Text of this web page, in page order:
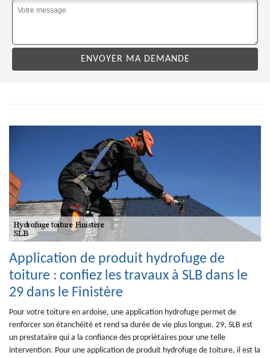
Application de produit hydrofuge de
toiture : confiez les travaux à SLB dans le
29 dans le Finistère
Pour votre toiture en ardoise, une application hydrofuge permet de
renforcer son étanchéité et rend sa durée de vie plus longue. 29, SLB est
un prestataire qui a la confiance des propriétaires pour une telle
intervention. Pour une application de produit hydrofuge de toiture, il est la